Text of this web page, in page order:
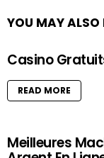
YOU MAY ALSO
Casino
READ MORE
Meilleures